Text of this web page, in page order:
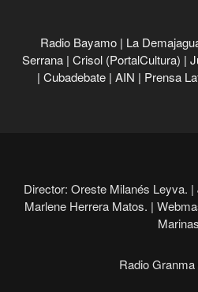
Radio Bayamo | La
Serrana | Crisol (PortalCultura) |
| Cubadebate | AIN | Prensa
Director: Oreste Milanés Leyva. |
Marlene Herrera Matos. |
Marinas
Radio